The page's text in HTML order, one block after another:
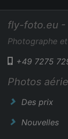
fly-foto.eu -
Photographe
+49 7275
Photos
Des prix
Nouvelles